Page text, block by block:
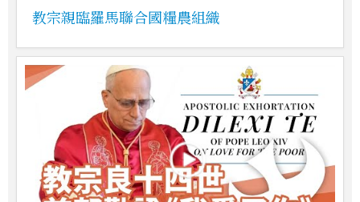
教宗親臨羅馬聯合國糧農組織